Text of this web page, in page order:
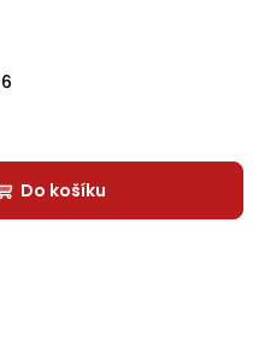
Do košíku